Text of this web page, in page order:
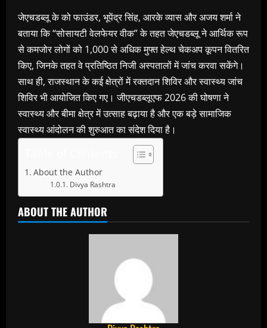
जेएचडब्लू के को फाउंडर, भूपेंद्र सिंह, आरके व्यास और अजय शर्मा ने
बताया कि “सोसायटी वेलफेयर वीक” के तहत जेएचडब्लू ने आर्थिक रूप
से कमजोर लोगों को 1,000 से अधिक मुफ्त हेल्थ चेकअप कूपन वितरित
किए, जिनके तहत वे प्रतिष्ठित निजी अस्पतालों में जांच करवा सकेंगे।
साथ ही, राजस्थान के कई क्षेत्रों में रक्तदान शिविर और स्वास्थ्य जांच
शिविर भी आयोजित किए गए। जीएचडब्लूएफ 2026 की घोषणा ने
स्वास्थ्य और बीमा क्षेत्र में उत्साह बढ़ाया है और एक बड़े सामाजिक
स्वास्थ्य आंदोलन की शुरुआत का संदेश दिया है।
About the Author
Divya Rashtra
ABOUT THE AUTHOR